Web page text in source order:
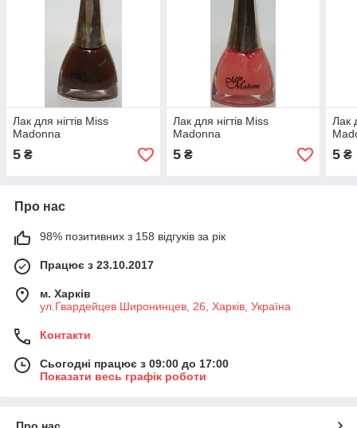
Лак для нігтів Miss
Madonna
5 ₴
Лак для нігтів Miss
Madonna
5₴
Лак
5 ₴
Про нас
98% позитивних з 158 відгуків за рік
Працює з 23.10.2017
м. Харків
ул.Гвардейцев Широнинцев, 26, Харків, Україна
Контакти
Сьогодні працює з 09:00 до 17:00
Показати весь графік роботи